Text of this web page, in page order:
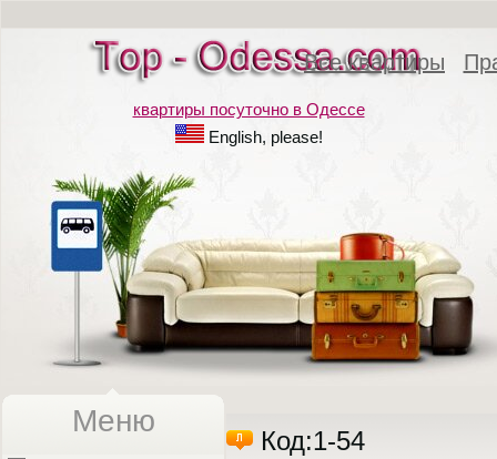
квартиры посуточно в Одессе
English, please!
Все квартиры
Меню
Код:1-54